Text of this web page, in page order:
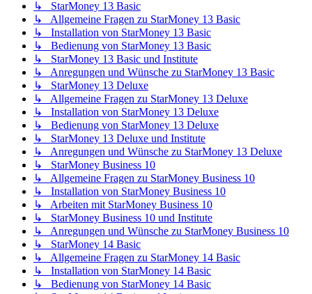
↳ StarMoney 13 Basic
↳ Allgemeine Fragen zu StarMoney 13 Basic
↳ Installation von StarMoney 13 Basic
↳ Bedienung von StarMoney 13 Basic
↳ StarMoney 13 Basic und Institute
↳ Anregungen und Wünsche zu StarMoney 13 Basic
↳ StarMoney 13 Deluxe
↳ Allgemeine Fragen zu StarMoney 13 Deluxe
↳ Installation von StarMoney 13 Deluxe
↳ Bedienung von StarMoney 13 Deluxe
↳ StarMoney 13 Deluxe und Institute
↳ Anregungen und Wünsche zu StarMoney 13 Deluxe
↳ StarMoney Business 10
↳ Allgemeine Fragen zu StarMoney Business 10
↳ Installation von StarMoney Business 10
↳ Arbeiten mit StarMoney Business 10
↳ StarMoney Business 10 und Institute
↳ Anregungen und Wünsche zu StarMoney Business 10
↳ StarMoney 14 Basic
↳ Allgemeine Fragen zu StarMoney 14 Basic
↳ Installation von StarMoney 14 Basic
↳ Bedienung von StarMoney 14 Basic